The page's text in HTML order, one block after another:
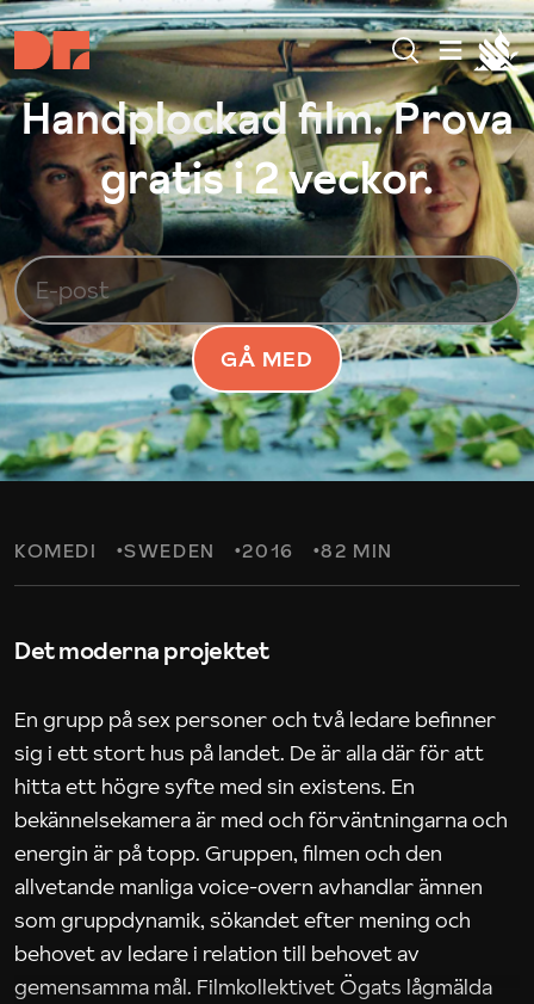
Handplockad film. Prova
gratis i 2 veckor.
GÅ MED
KOMEDI SWEDEN 2016 82 MIN
Det moderna projektet
En grupp på sex personer och två ledare befinner
sig i ett stort hus på landet. De är alla där för att
hitta ett högre syfte med sin existens. En
bekännelsekamera är med och förväntningarna och
energin är på topp. Gruppen, filmen och den
allvetande manliga voice-overn avhandlar ämnen
som gruppdynamik, sökandet efter mening och
behovet av ledare i relation till behovet av
gemensamma mål. Filmkollektivet Ögats lågmälda